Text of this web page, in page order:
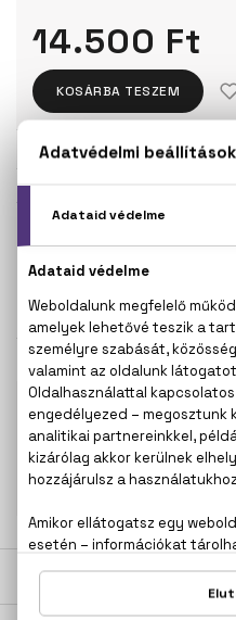
14.500 Ft
KOSÁRBA TESZEM
Törzsvásárlóknak csak:
100% eredeti termékek,
garanciával
Kérdésed van, elakadtál?
20 267 5125